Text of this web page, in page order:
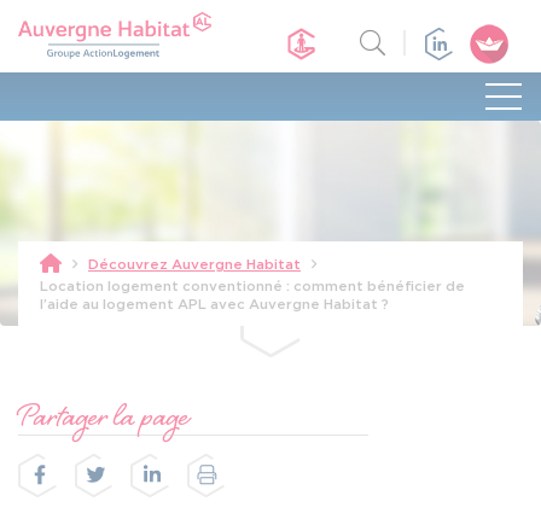
Découvrez Auvergne Habitat
Location logement conventionné : comment bénéficier de
l’aide au logement APL avec Auvergne Habitat ?
Partager la page